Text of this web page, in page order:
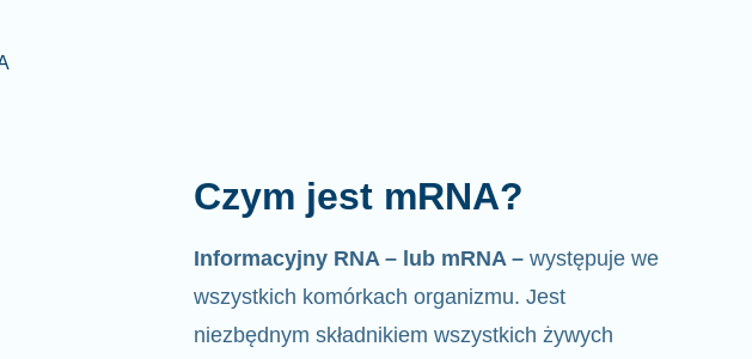
Czym jest mRNA?
Informacyjny RNA – lub mRNA –występuje we
wszystkich komórkach organizmu. Jest
niezbędnym składnikiem wszystkich żywych